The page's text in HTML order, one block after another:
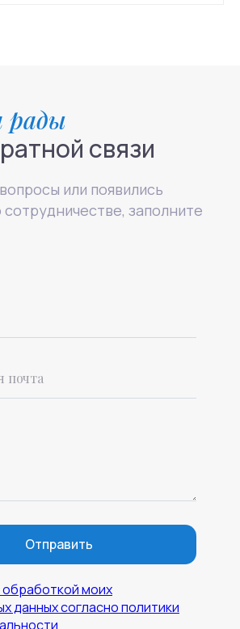
рады
связи
или появились
заполните
Отправить
обработкой моих
данных согласно политики